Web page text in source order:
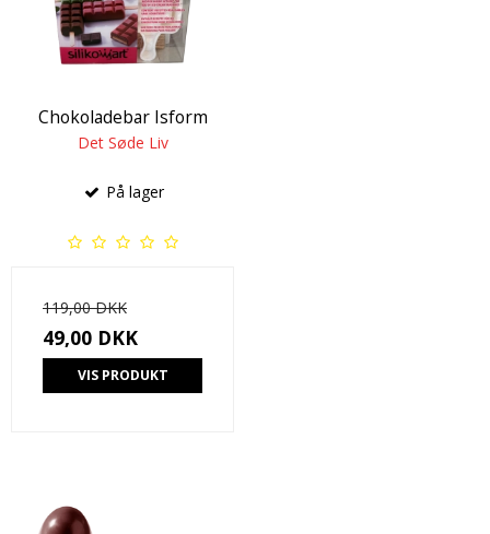
Chokoladebar Isform
Det Søde Liv
På lager
119,00 DKK
49,00 DKK
VIS PRODUKT